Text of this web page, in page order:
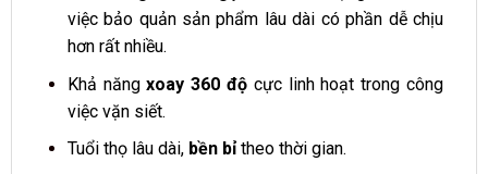
việc bảo quản sản phẩm lâu dài có phần dễ chịu
hơn rất nhiều.
Khả năngxoay 360 độ cực linh hoạt trong công
việc vặn siết.
Tuổi thọ lâu dài, bền bỉtheo thời gian.